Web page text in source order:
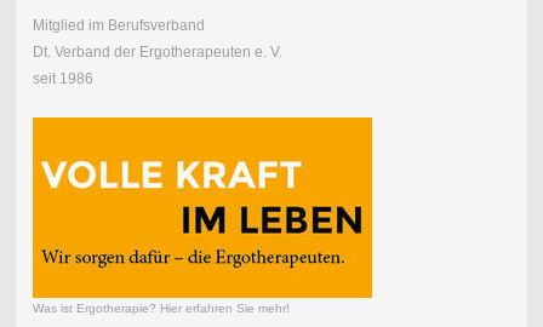
Mitglied im Berufsverband
Dt. Verband der Ergotherapeuten e. V.
seit 1986
Was ist Ergotherapie? Hier erfahren Sie mehr!